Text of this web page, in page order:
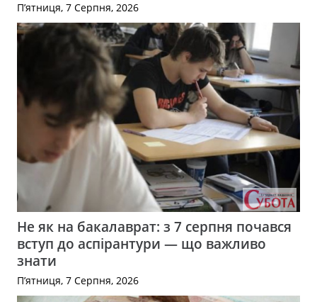
П’ятниця, 7 Серпня, 2026
Не як на бакалаврат: з 7 серпня почався
вступ до аспірантури — що важливо
знати
П’ятниця, 7 Серпня, 2026